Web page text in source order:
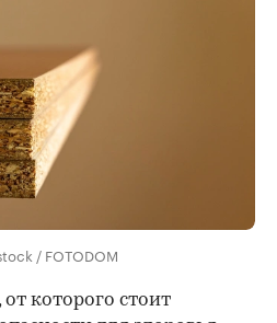
/ FOTODOM
которого стоит